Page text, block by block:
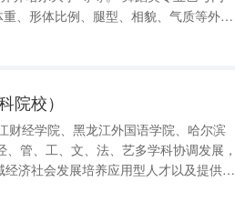
院校）
济社会发展培养应用型人才以及提供应